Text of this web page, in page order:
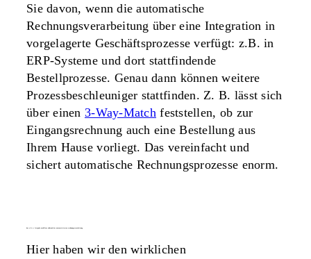
Sie davon, wenn die automatische
Rechnungsverarbeitung über eine Integration in
vorgelagerte Geschäftsprozesse verfügt: z.B. in
ERP-Systeme und dort stattfindende
Bestellprozesse. Genau dann können weitere
Prozessbeschleuniger stattfinden. Z. B. lässt sich
über einen 3-Way-Matchfeststellen, ob zur
Eingangsrechnung auch eine Bestellung aus
Ihrem Hause vorliegt. Das vereinfacht und
sichert automatische Rechnungsprozesse enorm.
Hier haben wir den wirklichen